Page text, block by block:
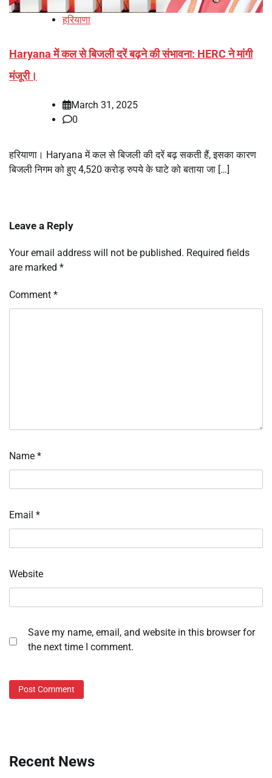
हरियाणा
Haryana में कल से बिजली दरें बढ़ने की संभावना: HERC ने मांगी
मंजूरी।
March 31, 2025
0
हरियाणा। Haryana में कल से बिजली की दरें बढ़ सकती हैं, इसका कारण
बिजली निगम को हुए 4,520 करोड़ रुपये के घाटे को बताया जा […]
Leave a Reply
Your email address will not be published. Required fields
are marked *
Comment *
Name *
Email *
Website
Save my name, email, and website in this browser for
the next time I comment.
Recent News